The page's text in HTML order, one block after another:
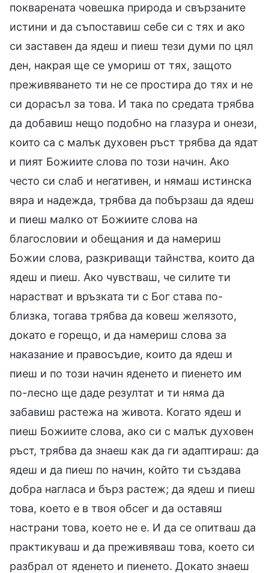
покварената човешка природа и свързаните
истини и да съпоставиш себе си с тях и ако
си заставен да ядеш и пиеш тези думи по цял
ден, накрая ще се умориш от тях, защото
преживяването ти не се простира до тях и не
си дорасъл за това. И така по средата трябва
да добавиш нещо подобно на глазура и онези,
които са с малък духовен ръст трябва да ядат
и пият Божиите слова по този начин. Ако
често си слаб и негативен, и нямаш истинска
вяра и надежда, трябва да побързаш да ядеш
и пиеш малко от Божиите слова на
благословии и обещания и да намериш
Божии слова, разкриващи тайнства, които да
ядеш и пиеш. Ако чувстваш, че силите ти
нарастват и връзката ти с Бог става по-
близка, тогава трябва да ковеш желязото,
докато е горещо, и да намериш слова за
наказание и правосъдие, които да ядеш и
пиеш и по този начин яденето и пиенето им
по-лесно ще даде резултат и ти няма да
забавиш растежа на живота. Когато ядеш и
пиеш Божиите слова, ако си с малък духовен
ръст, трябва да знаеш как да ги адаптираш: да
ядеш и да пиеш по начин, който ти създава
добра нагласа и бърз растеж; да ядеш и пиеш
това, което е в твоя обсег и да оставяш
настрани това, което не е. И да се опитваш да
практикуваш и да преживяваш това, което си
разбрал от яденето и пиенето. Докато знаеш